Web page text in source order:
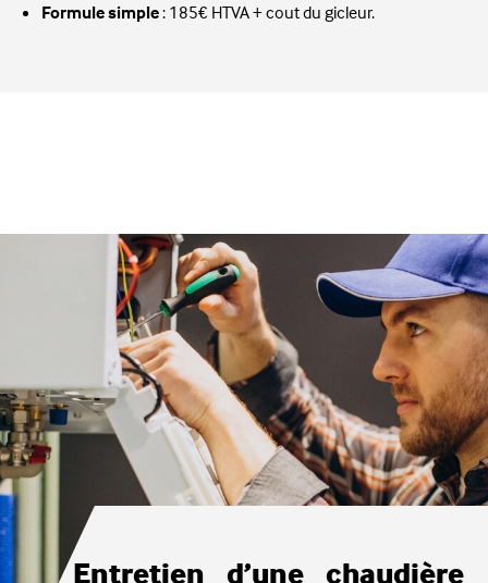
Formule simple: 185€ HTVA + cout du gicleur.
Entretien d’une chaudière